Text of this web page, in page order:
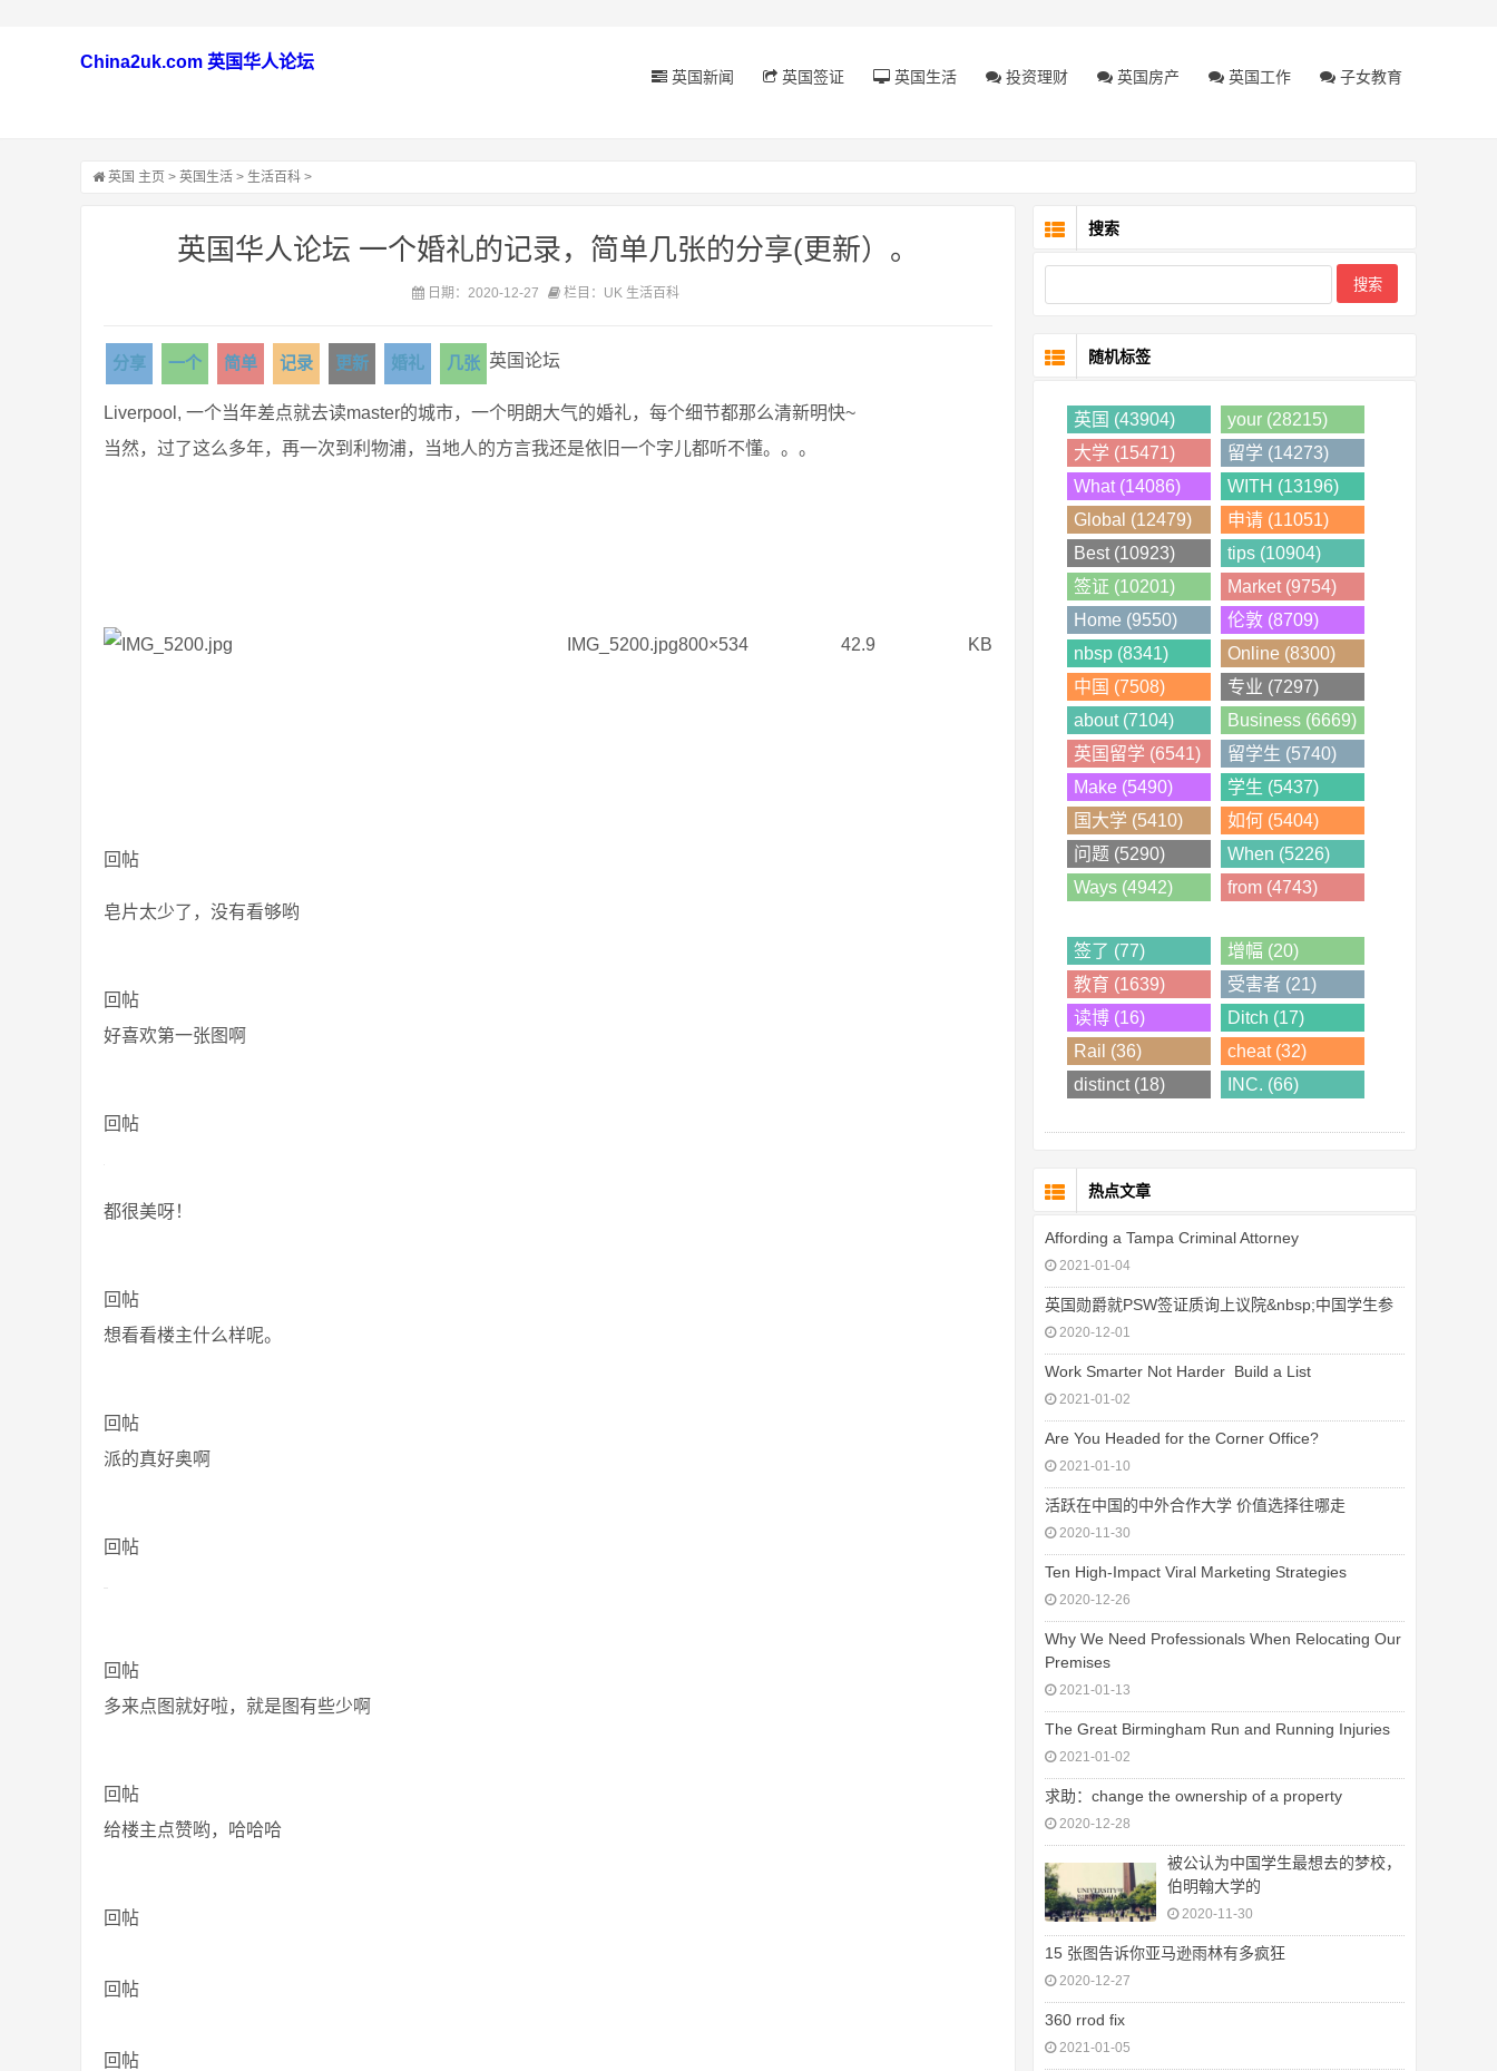
China2uk.com 英国华人论坛
英国新闻 英国签证 英国生活 投资理财 英国房产 英国工作 子女教育
英国 主页 > 英国生活 > 生活百科 >
英国华人论坛 一个婚礼的记录，简单几张的分享(更新）。
日期：2020-12-27 栏目：UK 生活百科
分享 一个 简单 记录 更新 婚礼 几张 英国论坛
Liverpool, 一个当年差点就去读master的城市，一个明朗大气的婚礼，每个细节都那么清新明快~
当然，过了这么多年，再一次到利物浦，当地人的方言我还是依旧一个字儿都听不懂。。。
IMG_5200.jpg800×534 42.9 KB
回帖
皂片太少了，没有看够哟
回帖
好喜欢第一张图啊
回帖
都很美呀！
回帖
想看看楼主什么样呢。
回帖
派的真好奥啊
回帖
回帖
多来点图就好啦，就是图有些少啊
回帖
给楼主点赞哟，哈哈哈
回帖
回帖
回帖
搜索
随机标签
英国 (43904)
your (28215)
大学 (15471)
留学 (14273)
What (14086)
WITH (13196)
Global (12479)
申请 (11051)
Best (10923)
tips (10904)
签证 (10201)
Market (9754)
Home (9550)
伦敦 (8709)
nbsp (8341)
Online (8300)
中国 (7508)
专业 (7297)
about (7104)
Business (6669)
英国留学 (6541)
留学生 (5740)
Make (5490)
学生 (5437)
国大学 (5410)
如何 (5404)
问题 (5290)
When (5226)
Ways (4942)
from (4743)
签了 (77)
增幅 (20)
教育 (1639)
受害者 (21)
读博 (16)
Ditch (17)
Rail (36)
cheat (32)
distinct (18)
INC. (66)
热点文章
Affording a Tampa Criminal Attorney
2021-01-04
英国勋爵就PSW签证质询上议院&nbsp;中国学生参
2020-12-01
Work Smarter Not Harder  Build a List
2021-01-02
Are You Headed for the Corner Office?
2021-01-10
活跃在中国的中外合作大学 价值选择往哪走
2020-11-30
Ten High-Impact Viral Marketing Strategies
2020-12-26
Why We Need Professionals When Relocating Our
Premises
2021-01-13
The Great Birmingham Run and Running Injuries
2021-01-02
求助：change the ownership of a property
2020-12-28
被公认为中国学生最想去的梦校，
伯明翰大学的
2020-11-30
15 张图告诉你亚马逊雨林有多疯狂
2020-12-27
360 rrod fix
2021-01-05